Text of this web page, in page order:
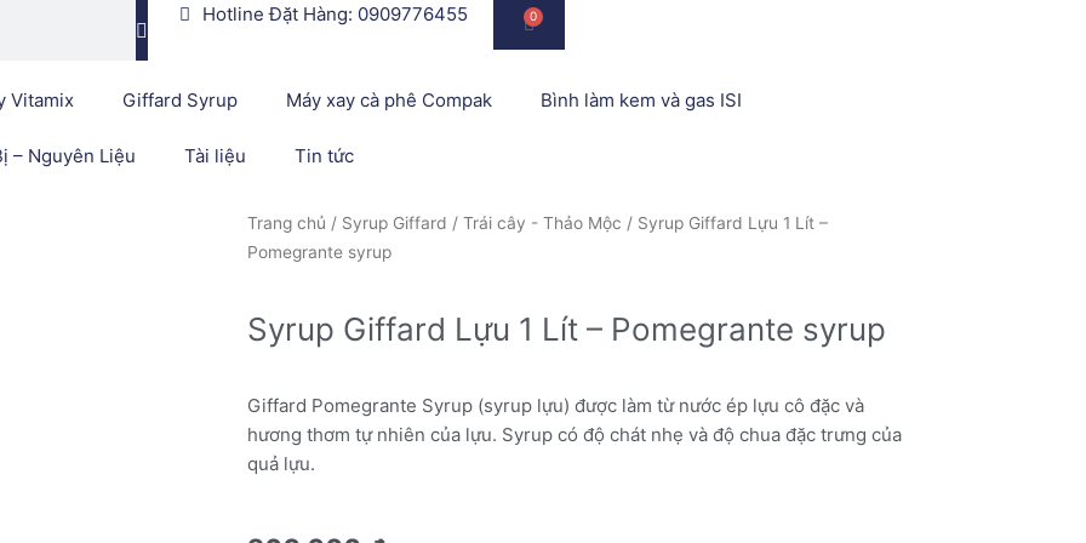
Hotline Đặt Hàng: 0909776455 0
Cart
Vitamix Giffard Syrup Máy xay cà phê Compak Bình làm kem và gas ISI
– Nguyên Liệu Tài liệu Tin tức
Trang chủ / Syrup Giffard / Trái cây - Thảo Mộc / Syrup Giffard Lựu 1 Lít –
Pomegrante syrup
Syrup Giffard Lựu 1 Lít – Pomegrante syrup
Giffard Pomegrante Syrup (syrup lựu) được làm từ nước ép lựu cô đặc và
hương thơm tự nhiên của lựu. Syrup có độ chát nhẹ và độ chua đặc trưng của
quả lựu.